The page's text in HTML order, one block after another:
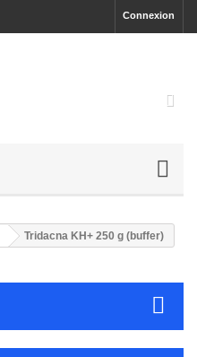
Connexion
Tridacna KH+ 250 g (buffer)